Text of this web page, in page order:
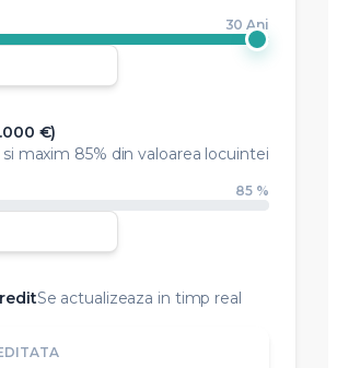
30 Ani
€)
si maxim 85% din valoarea locuintei
85 %
Se actualizeaza in timp real